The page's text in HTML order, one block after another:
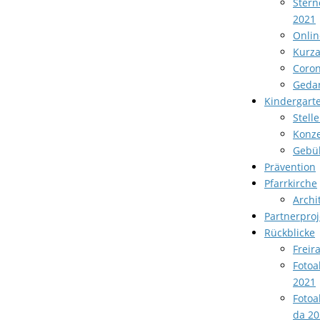
2021
Prävention
Pfarrkirche
Rückblicke
2021
da